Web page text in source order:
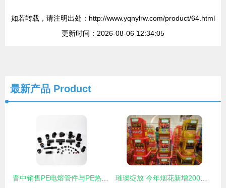
如若转载，请注明出处：http://www.yqnylrw.com/product/64.html
更新时间：2026-08-06 12:34:05
最新产品 Product